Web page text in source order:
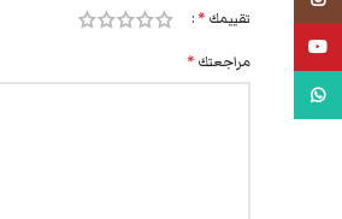
تقييمك *
مراجعتك *